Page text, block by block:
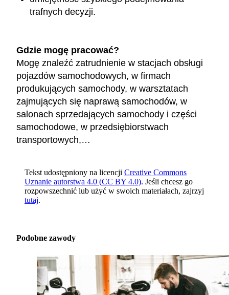
trafnych decyzji.
Gdzie mogę pracować?
Mogę znaleźć zatrudnienie w stacjach obsługi
pojazdów samochodowych, w firmach
produkujących samochody, w warsztatach
zajmujących się naprawą samochodów, w
salonach sprzedających samochody i części
samochodowe, w przedsiębiorstwach
transportowych,…
Tekst udostępniony na licencji Creative Commons
Uznanie autorstwa 4.0 (CC BY 4.0). Jeśli chcesz go
rozpowszechnić lub użyć w swoich materiałach, zajrzyj
tutaj.
Podobne zawody